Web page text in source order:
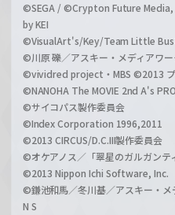
©SEGA / ©Crypton Future
by KEI
©VisualArt's/Key/Team Little
©川原 礫／アスキー・メディアワ
©vividred project・MBS ©2013 プ
©NANOHA The MOVIE 2nd A's
©サイコパス製作委員会
©Index Corporation 1996,2011
©2013 CIRCUS/D.C.III製作委員会
©オケアノス／「翠星のガルガンテ
©2013 Nippon Ichi Software, Inc.
©鎌池和馬／冬川基／アスキー・メ
N S